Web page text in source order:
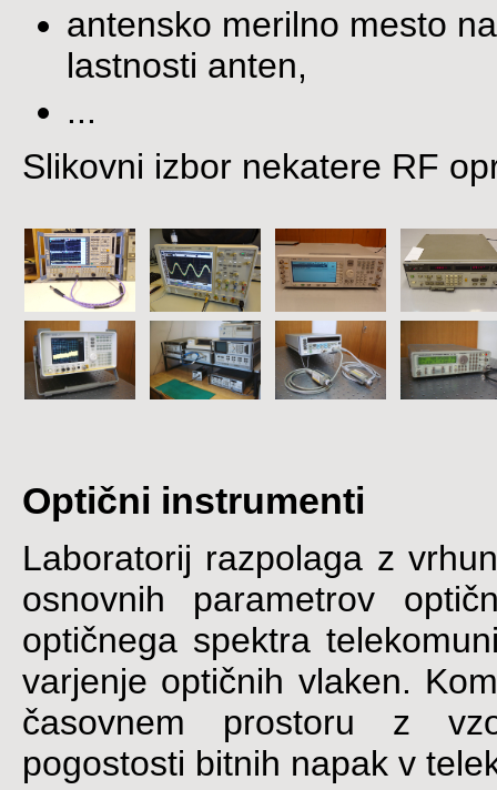
antensko merilno mesto
lastnosti anten,
...
Slikovni izbor nekatere RF
Optični instrumenti
Laboratorij razpolaga z
osnovnih parametrov
optičnega spektra
varjenje optičnih vlaken.
časovnem prostoru z
pogostosti bitnih napak v